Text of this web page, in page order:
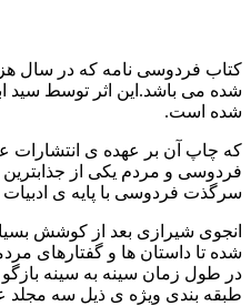
کتاب فردوسی نامه که در سال
شده می باشد.این اثر توسط سید
شده است.
که چاپ آن بر عهده ی انتشارات
فردوسی و مردم یکی از
سرگذت فردوسی با پایه ی
انجوی شیرازی بعد از کوشش
شده تا داستان ها و گفتارهای
در طول زمان سینه به سینه بازگو
طبقه بندی ویژه ی ذیل سه مجلد